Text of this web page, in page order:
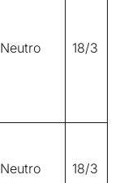
Neutro 18/3
Neutro 18/3